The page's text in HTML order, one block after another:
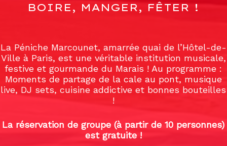
BOIRE, MANGER, FÊTER !
La Péniche Marcounet, amarrée quai de l’Hôtel-de-
Ville à Paris, est une véritable institution musicale,
festive et gourmande du Marais ! Au programme :
Moments de partage de la cale au pont, musique
live, DJ sets, cuisine addictive et bonnes bouteilles
!
La réservation de groupe (à partir de 10 personnes)
est gratuite !